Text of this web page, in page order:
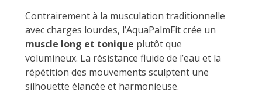
Contrairement à la musculation traditionnelle
avec charges lourdes, l’AquaPalmFit crée un
muscle long et tonique plutôt que
volumineux. La résistance fluide de l’eau et la
répétition des mouvements sculptent une
silhouette élancée et harmonieuse.